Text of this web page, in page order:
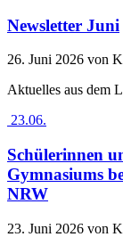
Newsletter Juni
26. Juni 2026 von
Aktuelles aus dem
23.06.
Schülerinnen
Gymnasiums
NRW
23. Juni 2026 von